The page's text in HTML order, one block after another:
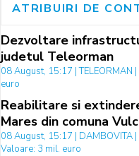
ATRIBUIRI DE
Dezvoltare
judetul Teleorman
08 August, 15:17 | TELEORMAN
euro
Reabilitare si
Mares din comuna
08 August, 15:17 | DAMBOVITA |
Valoare: 3 mil. euro